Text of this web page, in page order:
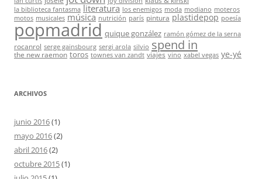
la biblioteca fantasma literatura los enemigos moda modiano moteros
motos musicales música nutrición parís pintura plastidepop poesía
popmadrid quique gonzález ramón gómez de la serna
rocanrol serge gainsbourg sergi arola silvio spend in
the new raemon toros townes van zandt viajes vino xabel vegas ye-yé
ARCHIVOS
junio 2016(1)
mayo 2016(2)
abril 2016(2)
octubre 2015(1)